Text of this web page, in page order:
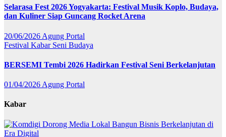
Selarasa Fest 2026 Yogyakarta: Festival Musik Koplo, Budaya,
dan Kuliner Siap Guncang Rocket Arena
20/06/2026 Agung Portal
Festival Kabar Seni Budaya
BERSEMI Tembi 2026 Hadirkan Festival Seni Berkelanjutan
01/04/2026 Agung Portal
Kabar